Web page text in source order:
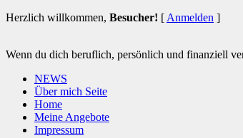
Herzlich willkommen, Besucher! [ Anmelden ]
Wenn du dich beruflich, persönlich und finanziell
NEWS
Über mich Seite
Home
Meine Angebote
Impressum